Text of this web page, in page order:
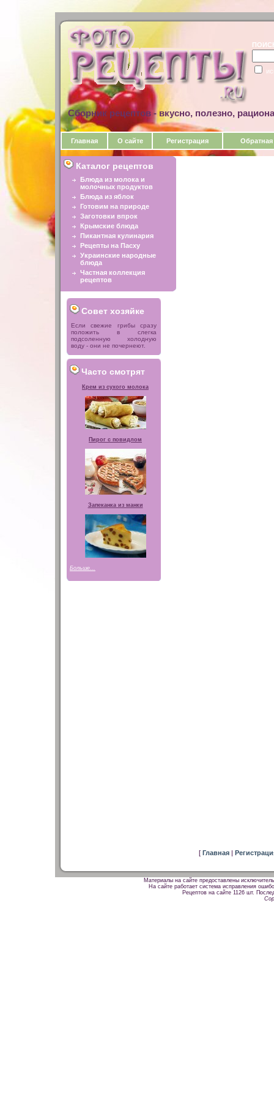
Сборник рецептов - вкусно, полезно,
Главная О сайте Регистрация Обратная
Каталог рецептов
Блюда из молока и
молочных продуктов
Блюда из яблок
Готовим на природе
Заготовки впрок
Крымские блюда
Пикантная кулинария
Рецепты на Пасху
Украинские народные
блюда
Частная коллекция
рецептов
Совет хозяйке
Если свежие грибы сразу
положить в слегка
подсоленную холодную
воду - они не почернеют.
Часто смотрят
Крем из сухого молока
Пирог с повидлом
Запеканка из манки
Больше...
[ Главная |
Материалы на сайте предоставлены
На сайте работает система исправления
Рецептов на сайте 1126 шт.